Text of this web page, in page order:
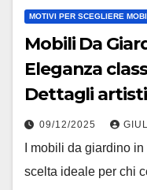
MOTIVI PER SCEGLIERE
Mobili Da
Eleganza
Dettagli
09/12/2025
I mobili da giardino
scelta ideale per chi